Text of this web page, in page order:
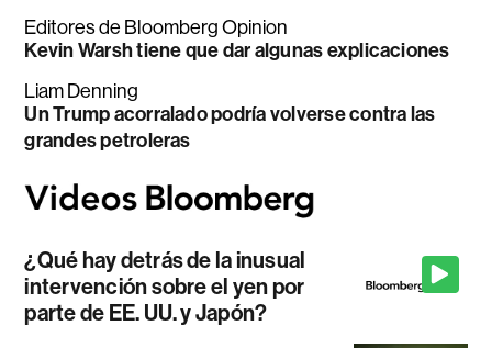
Editores de Bloomberg Opinion
Kevin Warsh tiene que dar algunas explicaciones
Liam Denning
Un Trump acorralado podría volverse contra las
grandes petroleras
¿Qué hay detrás de la inusual
intervención sobre el yen por
parte de EE. UU. y Japón?